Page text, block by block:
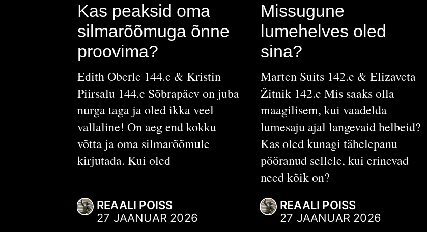
Kas peaksid oma
silmarõõmuga õnne
proovima?
Edith Oberle 144.c & Kristin
Piirsalu 144.c Sõbrapäev on juba
nurga taga ja oled ikka veel
vallaline! On aeg end kokku
võtta ja oma silmarõõmule
kirjutada. Kui oled
REAALI POISS
27 JAANUAR 2026
Missugune
lumehelves oled
sina?
Marten Suits 142.c & Elizaveta
Žitnik 142.c Mis saaks olla
maagilisem, kui vaadelda
lumesaju ajal langevaid helbeid?
Kas oled kunagi tähelepanu
pööranud sellele, kui erinevad
need kõik on?
REAALI POISS
27 JAANUAR 2026